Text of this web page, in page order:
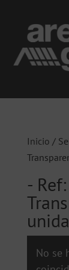
Inicio /
-
No se